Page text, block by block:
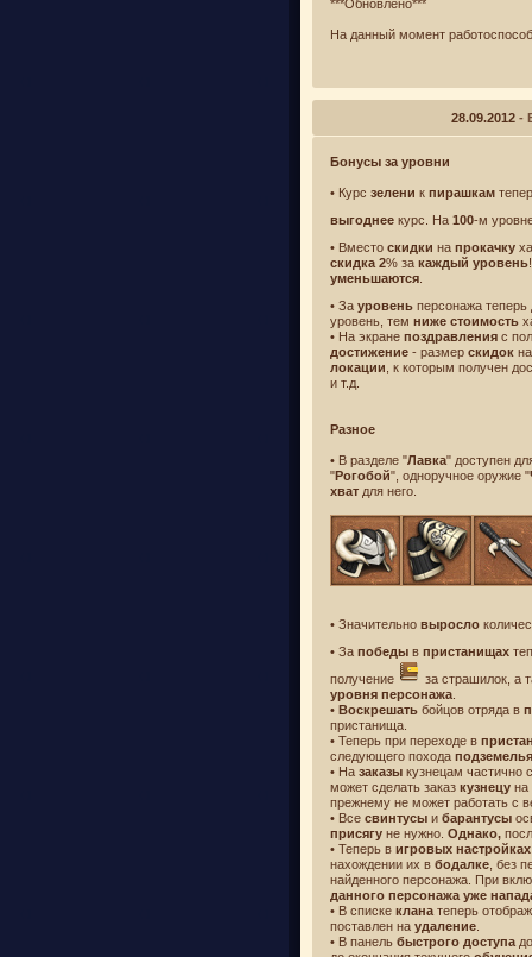
***Обновлено***
На данный момент
28.09.2012 -
Бонусы за уровни
• Курс зелени к пирашкам
выгоднее курс. На 100-м
• Вместо скидки на прокачку
скидка 2% за каждый уровень
уменьшаются
• За уровень персонажа теперь
уровень, тем ниже стоимость
• На экране поздравления с
достижение - размер скидок
локации , к которым получен
и т.д.
Разное
• В разделе "Лавка" доступен
"Рогобой", одноручное оружие "
хват для него.
• Значительно выросло
• За победы в пристанищах
получение
за страшилок, а
уровня персонажа
• Воскрешать бойцов отряда в
пристанища.
• Теперь при переходе в
следующего похода подземелья
• На заказы кузнецам частично
может сделать заказ кузнецу на
прежнему не может работать с
• Все свинтусы и барантусы
присягу не нужно. Однако,
• Теперь в игровых настройках
нахождении их в бодалке , без
найденного персонажа. При
данного персонажа уже
• В списке клана теперь
поставлен на удаление
• В панель быстрого доступа